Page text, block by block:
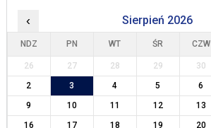
‹ Sierpień 2026
NDZ PN WT ŚR CZW
26 27 28 29 30
2
3 4 5 6
9
10 11 12 13
16
17 18 19 20